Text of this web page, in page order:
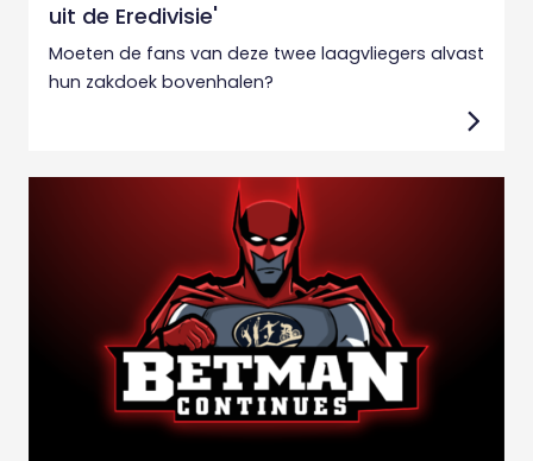
uit de Eredivisie'
Moeten de fans van deze twee laagvliegers alvast
hun zakdoek bovenhalen?